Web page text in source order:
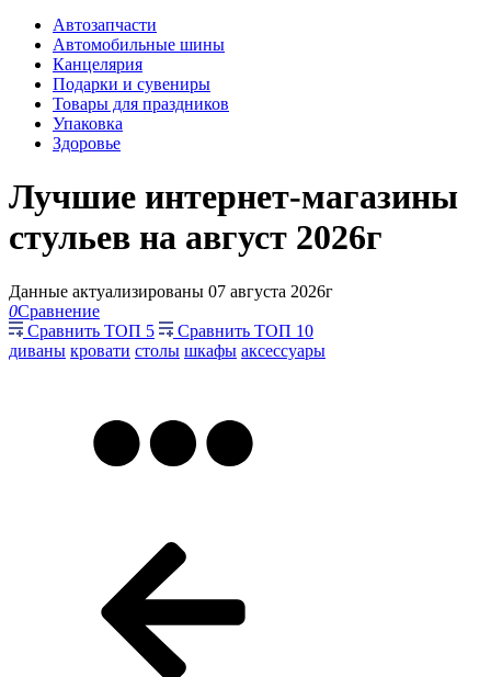
Автозапчасти
Автомобильные шины
Канцелярия
Подарки и сувениры
Товары для праздников
Упаковка
Здоровье
Лучшие интернет-магазины
стульев на август 2026г
Данные актуализированы 07 августа 2026г
0Сравнение
Сравнить ТОП 5
Сравнить ТОП 10
диваны кровати столы шкафы аксессуары